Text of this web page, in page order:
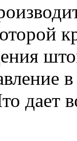
дает